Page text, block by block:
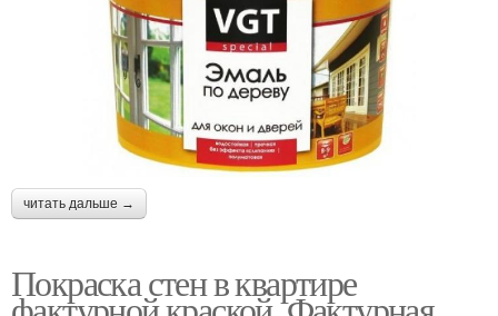
читать дальше →
Покраска стен в квартире